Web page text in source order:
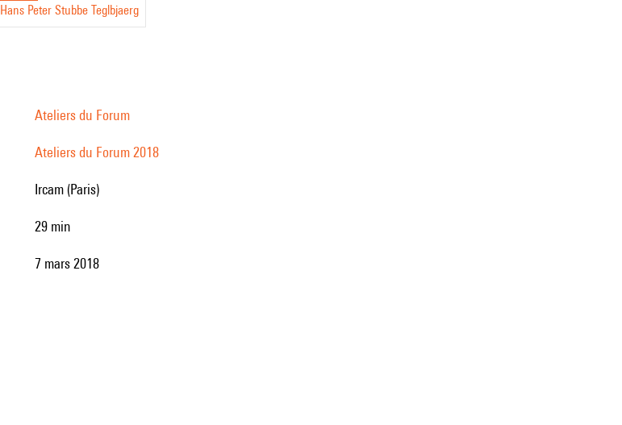
Hans Peter Stubbe Teglbjaerg
Ateliers du Forum
Ateliers du Forum 2018
Ircam (Paris)
29 min
7 mars 2018